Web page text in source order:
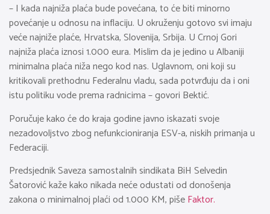
– I kada najniža plaća bude povećana, to će biti minorno
povećanje u odnosu na inflaciju. U okruženju gotovo svi imaju
veće najniže plaće, Hrvatska, Slovenija, Srbija. U Crnoj Gori
najniža plaća iznosi 1.000 eura. Mislim da je jedino u Albaniji
minimalna plaća niža nego kod nas. Uglavnom, oni koji su
kritikovali prethodnu Federalnu vladu, sada potvrđuju da i oni
istu politiku vode prema radnicima – govori Bektić.
Poručuje kako će do kraja godine javno iskazati svoje
nezadovoljstvo zbog nefunkcioniranja ESV-a, niskih primanja u
Federaciji.
Predsjednik Saveza samostalnih sindikata BiH Selvedin
Šatorović kaže kako nikada neće odustati od donošenja
zakona o minimalnoj plaći od 1.000 KM, pišeFaktor.